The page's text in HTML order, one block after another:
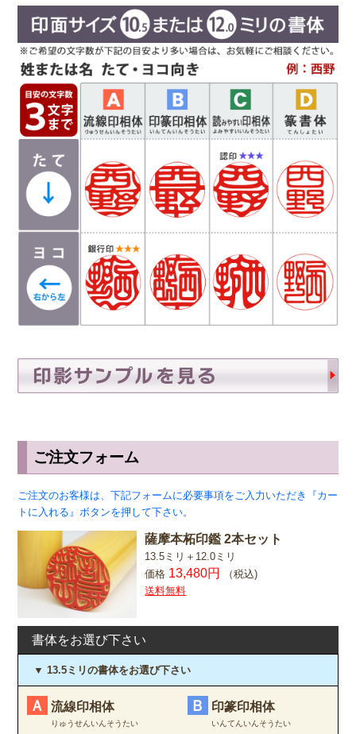
実印や銀行印によく使用されます。西野工房で
は、篆書体の中でも印篆を使用し作成していま
す。厳粛で、格調高い印章としてよく使われま
す。紙幣に捺される由緒正しき書体です。彫刻を
行う文字数やバランスによって、書体サンプルと
は異なり「上下左右の余白が広い場合や狭い場
合」がありますので、ご希望があるお客様は備考
欄にお書き添え下さい。
ご注文フォーム
ご注文のお客様は、下記フォームに必要事項をご入力いただき『カー
トに入れる』ボタンを押して下さい。
薩摩本柘印鑑 2本セット
13.5ミリ＋12.0ミリ
価格 13,480円
（税込)
送料無料
書体をお選び下さい
▼ 13.5ミリの書体をお選び下さい
Ａ 流線印相体
りゅうせんいんそうたい
Ｂ 印篆印相体
いんてんいんそうたい